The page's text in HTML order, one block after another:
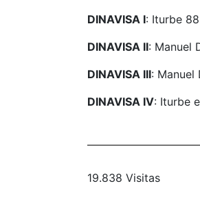
DINAVISA I: Iturbe
DINAVISA II: Manuel
DINAVISA III: Manuel
DINAVISA IV: Iturbe
19.838 Visitas